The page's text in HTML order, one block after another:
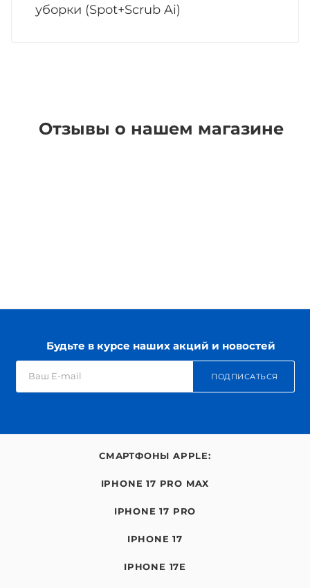
уборки (Spot+Scrub Ai)
Отзывы о нашем магазине
Будьте в курсе наших акций и новостей
ПОДПИСАТЬСЯ
СМАРТФОНЫ APPLE:
IPHONE 17 PRO MAX
IPHONE 17 PRO
IPHONE 17
IPHONE 17E